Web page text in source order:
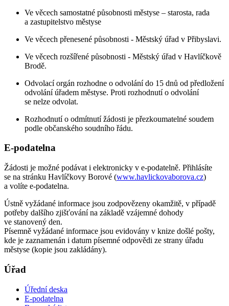
Ve věcech samostatné působnosti městyse – starosta, rada
a zastupitelstvo městyse
Ve věcech přenesené působnosti - Městský úřad v Přibyslavi.
Ve věcech rozšířené působnosti - Městský úřad v Havlíčkově
Brodě.
Odvolací orgán rozhodne o odvolání do 15 dnů od předložení
odvolání úřadem městyse. Proti rozhodnutí o odvolání
se nelze odvolat.
Rozhodnutí o odmítnutí žádosti je přezkoumatelné soudem
podle občanského soudního řádu.
E-podatelna
Žádosti je možné podávat i elektronicky v e-podatelně. Přihlásíte
se na stránku Havlíčkovy Borové (www.havlickovaborova.cz)
a volíte e-podatelna.
Ústně vyžádané informace jsou zodpovězeny okamžitě, v případě
potřeby dalšího zjišťování na základě vzájemné dohody
ve stanovený den.
Písemně vyžádané informace jsou evidovány v knize došlé pošty,
kde je zaznamenán i datum písemné odpovědi ze strany úřadu
městyse (kopie jsou zakládány).
Úřad
Úřední deska
E-podatelna